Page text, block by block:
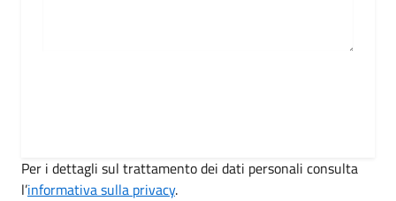
Per i dettagli sul trattamento dei dati personali consulta
l’informativa sulla privacy.